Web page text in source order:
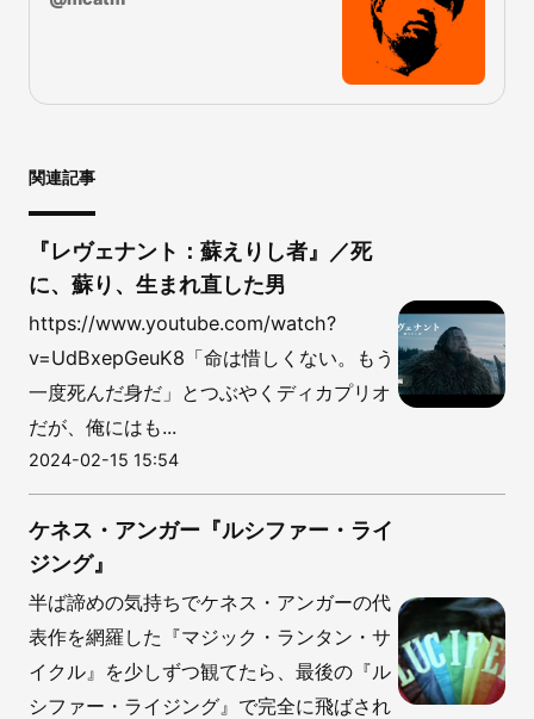
関連記事
『レヴェナント：蘇えりし者』／死
に、蘇り、生まれ直した男
https://www.youtube.com/watch?
v=UdBxepGeuK8「命は惜しくない。もう
一度死んだ身だ」とつぶやくディカプリオ
だが、俺にはも...
2024-02-15 15:54
ケネス・アンガー『ルシファー・ライ
ジング』
半ば諦めの気持ちでケネス・アンガーの代
表作を網羅した『マジック・ランタン・サ
イクル』を少しずつ観てたら、最後の『ル
シファー・ライジング』で完全に飛ばされ